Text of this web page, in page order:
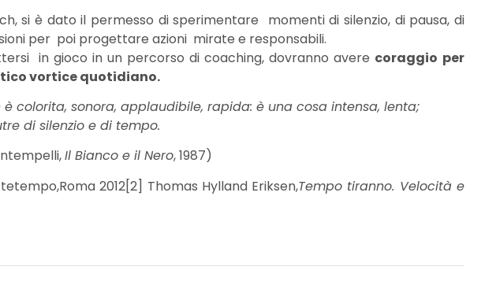
si è dato il permesso di sperimentare momenti di silenzio, di pausa, di
per poi progettare azioni mirate e responsabili.
in gioco in un percorso di coaching, dovranno avere coraggio per
vortice quotidiano.
colorita, sonora, applaudibile, rapida: è una cosa intensa, lenta;
di silenzio e di tempo.
Il Bianco e il Nero, 1987)
2012[2] Thomas Hylland Eriksen,Tempo tiranno. Velocità e